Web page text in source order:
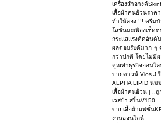
เครื่องสำอางค์
เสื้อผ้าคนอ้วนราค
ท้าให้ลอง !!! ครีม
โลชั่นมะเฟืองเช็ด
กระแสแรงติดอันดั
ผลตอบรับดีมาก ๆ
กว่าปกติ โดยไม่มีผ
คุณทำธุรกิจออนไล
ขายดาวน์ Vios J
ALPHA LIPID นม
เสื้อผ้าคนอ้วน | ..
เวสป้า สปิ้นV150
ขายเสื้อผ้าแฟชั่น
งานออนไลน์